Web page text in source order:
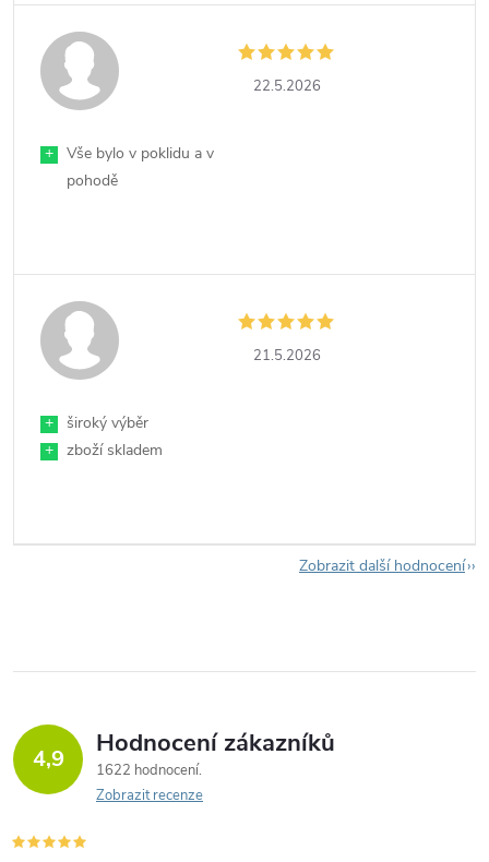
22.5.2026
+
Vše bylo v poklidu a v
pohodě
21.5.2026
+
široký výběr
+
zboží skladem
Zobrazit další hodnocení
4,9 Hodnocení zákazníků
1622 hodnocení
Zobrazit recenze